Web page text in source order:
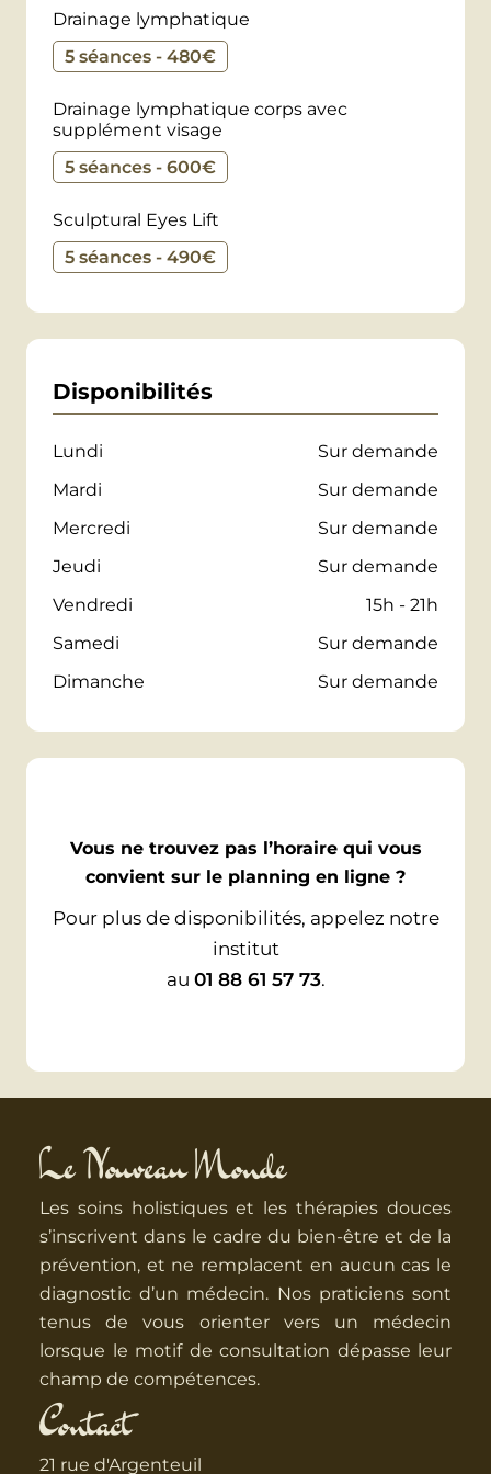
Le massage ne peut pas être pratiqué en
cas :
d’infection ou d’inflammation
d’insuffisance rénale
de maladies chroniques infectieuses
pathologies graves
de grossesse (3 premiers mois)
renouveau et de sérénité absolue.
Drainage lymphatique
5 séances - 480€
Drainage lymphatique corps avec
supplément visage
5 séances - 600€
Sculptural Eyes Lift
5 séances - 490€
Disponibilités
Lundi
Sur demande
Mardi
Sur demande
Mercredi
Sur demande
Jeudi
Sur demande
Vendredi
15h - 21h
Samedi
Sur demande
Dimanche
Sur demande
Vous ne trouvez pas l’horaire qui vous
convient sur le planning en ligne ?
Pour plus de disponibilités, appelez notre
institut
au 01 88 61 57 73.
Le Nouveau Monde
Les soins holistiques et les thérapies douces
s’inscrivent dans le cadre du bien-être et de la
prévention, et ne remplacent en aucun cas le
diagnostic d’un médecin. Nos praticiens sont
tenus de vous orienter vers un médecin
lorsque le motif de consultation dépasse leur
champ de compétences.
Contact
21 rue d'Argenteuil